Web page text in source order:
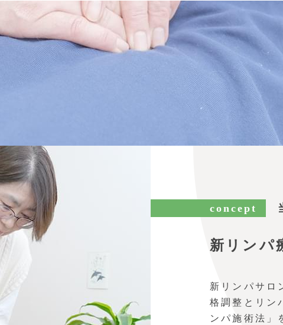
concept
新リンパ
新リンパサロ
格調整とリン
ンパ施術法」